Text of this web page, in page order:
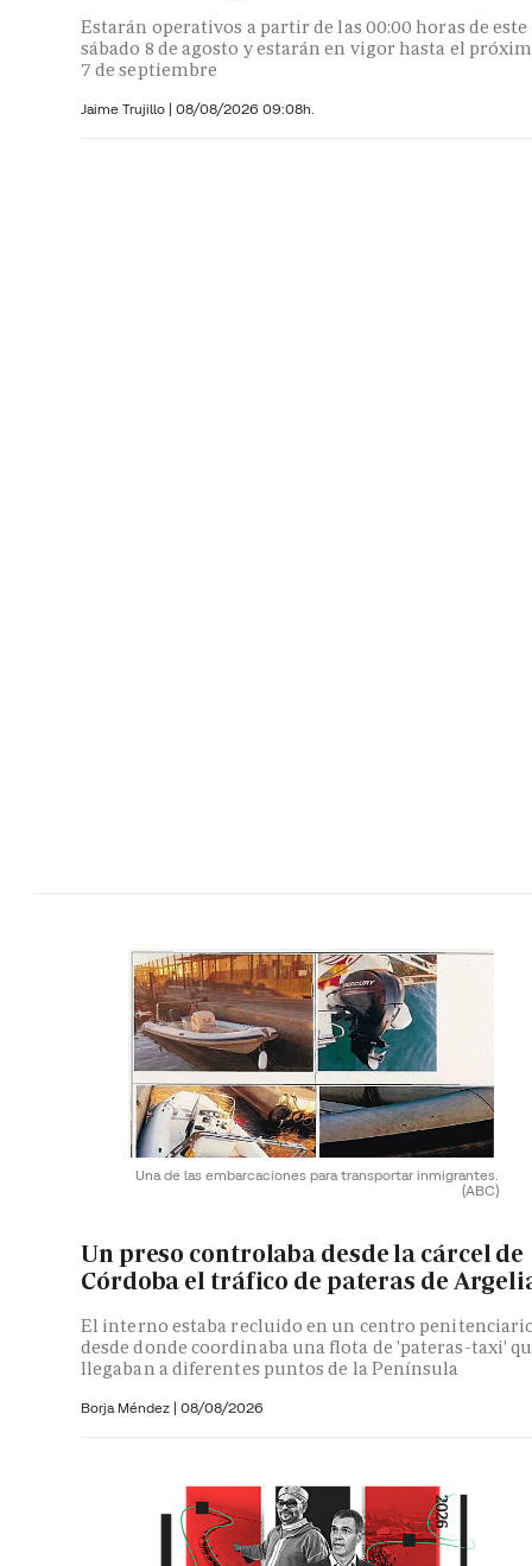
Estarán operativos a partir de las 00:00 horas de este
sábado 8 de agosto y estarán en vigor hasta el
7 de septiembre
Jaime Trujillo | 08/08/2026 09:08h.
Una de las embarcaciones para transportar inmigrantes.
(ABC)
Un preso controlaba desde la cárcel de
Córdoba el tráfico de pateras de
El interno estaba recluido en un centro
desde donde coordinaba una flota de 'pateras-taxi'
llegaban a diferentes puntos de la Península
Borja Méndez | 08/08/2026